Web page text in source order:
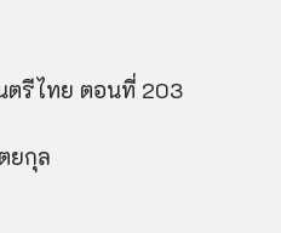
รีไทย ตอนที่ 203
ยกุล